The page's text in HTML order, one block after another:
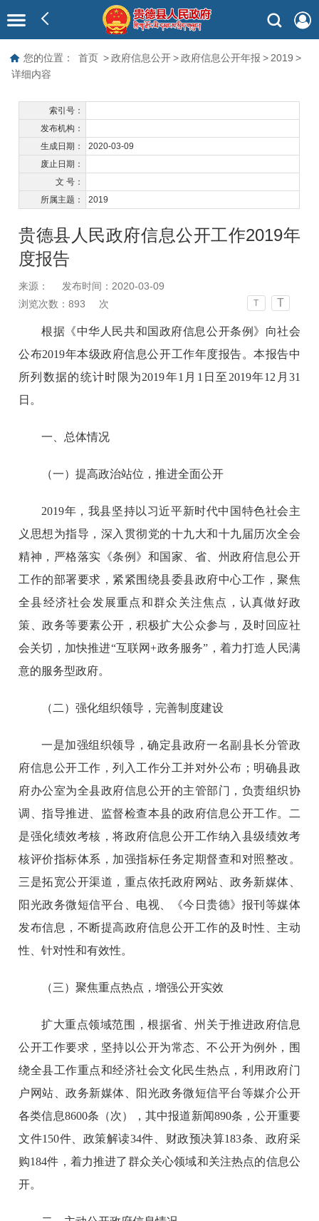
您的位置： 首页 > 政府信息公开 > 政府信息公开年报 > 2019 >
详细内容
索引号：
发布机构：
生成日期：
2020-03-09
废止日期：
文 号：
所属主题：
2019
贵德县人民政府信息公开工作2019年
度报告
来源：
发布时间：2020-03-09
浏览次数：893 次 T T
根据《中华人民共和国政府信息公开条例》向社会
公布2019年本级政府信息公开工作年度报告。本报告中
所列数据的统计时限为2019年1月1日至2019年12月31
日。
一、总体情况
（一）提高政治站位，推进全面公开
2019年，我县坚持以习近平新时代中国特色社会主
义思想为指导，深入贯彻党的十九大和十九届历次全会
精神，严格落实《条例》和国家、省、州政府信息公开
工作的部署要求，紧紧围绕县委县政府中心工作，聚焦
全县经济社会发展重点和群众关注焦点，认真做好政
策、政务等要素公开，积极扩大公众参与，及时回应社
会关切，加快推进“互联网+政务服务”，着力打造人民满
意的服务型政府。
（二）强化组织领导，完善制度建设
一是加强组织领导，确定县政府一名副县长分管政
府信息公开工作，列入工作分工并对外公布；明确县政
府办公室为全县政府信息公开的主管部门，负责组织协
调、指导推进、监督检查本县的政府信息公开工作。二
是强化绩效考核，将政府信息公开工作纳入县级绩效考
核评价指标体系，加强指标任务定期督查和对照整改。
三是拓宽公开渠道，重点依托政府网站、政务新媒体、
阳光政务微短信平台、电视、《今日贵德》报刊等媒体
发布信息，不断提高政府信息公开工作的及时性、主动
性、针对性和有效性。
（三）聚焦重点热点，增强公开实效
扩大重点领域范围，根据省、州关于推进政府信息
公开工作要求，坚持以公开为常态、不公开为例外，围
绕全县工作重点和经济社会文化民生热点，利用政府门
户网站、政务新媒体、阳光政务微短信平台等媒介公开
各类信息8600条（次），其中报道新闻890条，公开重要
文件150件、政策解读34件、财政预决算183条、政府采
购184件，着力推进了群众关心领域和关注热点的信息公
开。